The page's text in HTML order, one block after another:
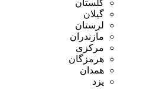
گلستان
گیلان
لرستان
مازندران
مرکزی
هرمزگان
همدان
یزد